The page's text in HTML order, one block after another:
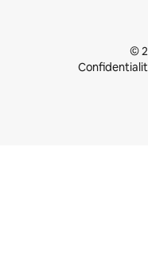
©